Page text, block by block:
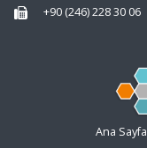
+90 (246) 228 30 06
Ana Sayfa